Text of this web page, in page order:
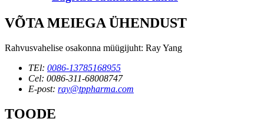
VÕTA MEIEGA ÜHENDUST
Rahvusvahelise osakonna müügijuht: Ray Yang
TEl: 0086-13785168955
Cel: 0086-311-68008747
E-post: ray@tppharma.com
TOODE